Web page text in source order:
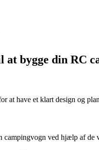
bygge din RC
at have et klart design og
campingvogn ved hjælp af de